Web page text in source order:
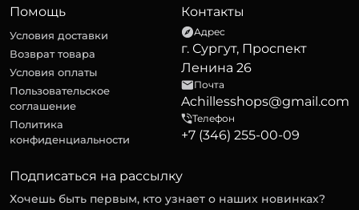
Помощь
Условия доставки
Возврат товара
Условия оплаты
Пользовательское
соглашение
Политика
конфиденциальности
Контакты
Адрес
г. Сургут, Проспект
Ленина 26
Почта
Achillesshops@gmail.com
Телефон
+7 (346) 255-00-09
Подписаться на рассылку
Хочешь быть первым, кто узнает о наших новинках?